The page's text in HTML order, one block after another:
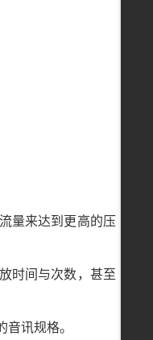
量来达到更高的压
时间与次数，甚至
音讯规格。